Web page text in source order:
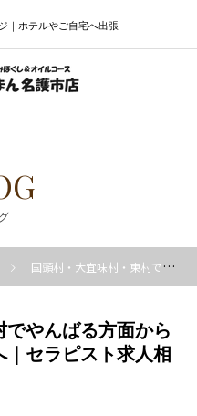
｜ホテルやご自宅へ出張
国頭村・大宜味村・東村でやんばる方面からの働き方が不安な女性へ｜セラピスト求人相談
やんばる方面から
セラピスト求人相